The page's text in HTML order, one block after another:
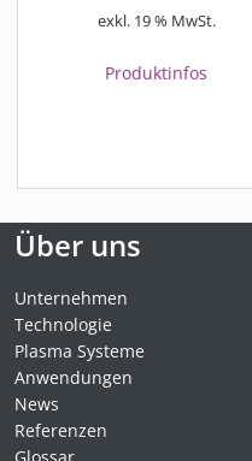
exkl. 19 % MwSt.
Produktinfos
Über uns
Unternehmen
Technologie
Plasma Systeme
Anwendungen
News
Referenzen